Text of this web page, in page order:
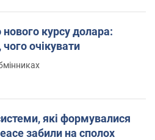
курсу долара:
очікувати
які формувалися
забили на сполох